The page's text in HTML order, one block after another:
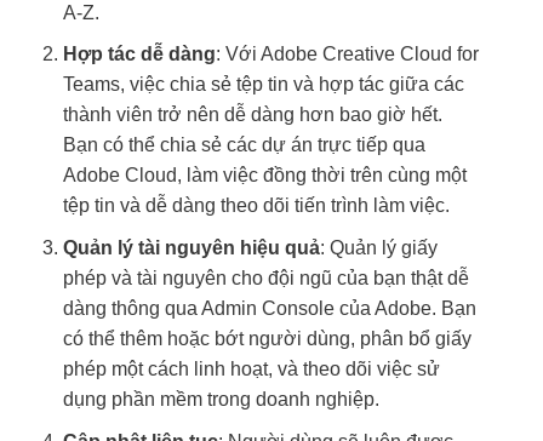
A-Z.
Hợp tác dễ dàng: Với Adobe Creative Cloud for
Teams, việc chia sẻ tệp tin và hợp tác giữa các
thành viên trở nên dễ dàng hơn bao giờ hết.
Bạn có thể chia sẻ các dự án trực tiếp qua
Adobe Cloud, làm việc đồng thời trên cùng một
tệp tin và dễ dàng theo dõi tiến trình làm việc.
Quản lý tài nguyên hiệu quả: Quản lý giấy
phép và tài nguyên cho đội ngũ của bạn thật dễ
dàng thông qua Admin Console của Adobe. Bạn
có thể thêm hoặc bớt người dùng, phân bổ giấy
phép một cách linh hoạt, và theo dõi việc sử
dụng phần mềm trong doanh nghiệp.